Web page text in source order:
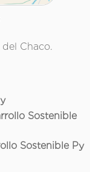
Chaco.
Sostenible
Sostenible Py